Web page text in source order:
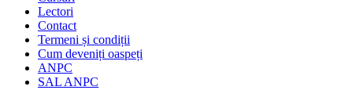
Lectori
Contact
Termeni și condiții
Cum deveniți oaspeți
ANPC
SAL ANPC